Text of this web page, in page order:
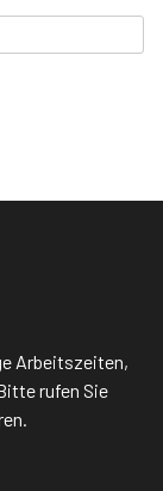
Arbeitszeiten,
rufen Sie